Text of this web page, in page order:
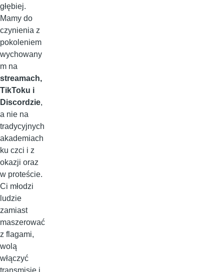
głębiej.
Mamy do
czynienia z
pokoleniem
wychowany
m na
streamach,
TikToku i
Discordzie,
a nie na
tradycyjnych
akademiach
ku czci i z
okazji oraz
w proteście.
Ci młodzi
ludzie
zamiast
maszerować
z flagami,
wolą
włączyć